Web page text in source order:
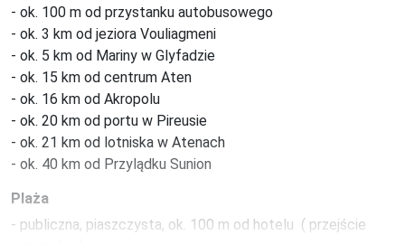
- ok. 100 m od przystanku autobusowego
- ok. 3 km od jeziora Vouliagmeni
- ok. 5 km od Mariny w Glyfadzie
- ok. 15 km od centrum Aten
- ok. 16 km od Akropolu
- ok. 20 km od portu w Pireusie
- ok. 21 km od lotniska w Atenach
- ok. 40 km od Przylądku Sunion
Plaża
- publiczna, piaszczysta, ok. 100 m od hotelu  ( przejście